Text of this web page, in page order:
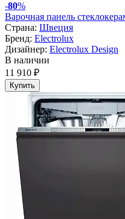
-80%
Варочная панель
Страна: Швеция
Бренд: Electrolux
Дизайнер: Electrolux Design
В наличии
11 910 ₽
Купить